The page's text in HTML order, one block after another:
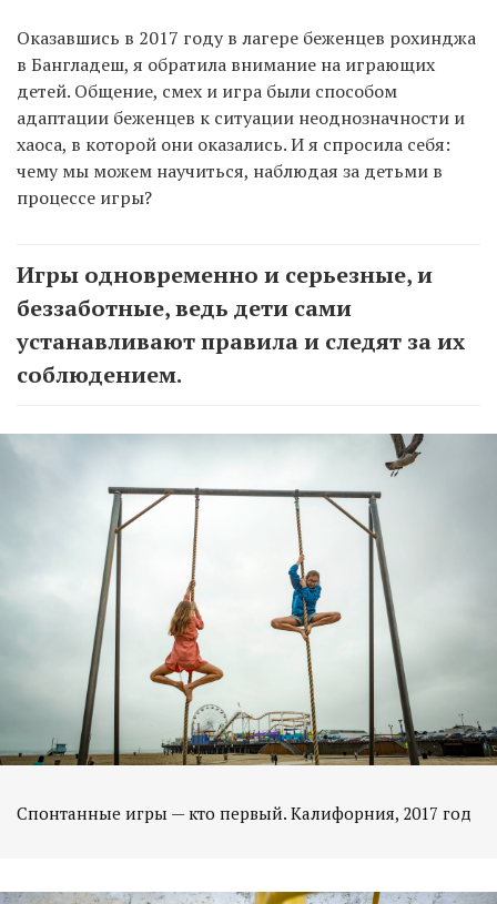
Оказавшись в 2017 году в лагере беженцев рохинджа
в Бангладеш, я обратила внимание на играющих
детей. Общение, смех и игра были способом
адаптации беженцев к ситуации неоднозначности и
хаоса, в которой они оказались. И я спросила себя:
чему мы можем научиться, наблюдая за детьми в
процессе игры?
Игры одновременно и серьезные, и
беззаботные, ведь дети сами
устанавливают правила и следят за их
соблюдением.
Спонтанные игры — кто первый. Калифорния, 2017 год